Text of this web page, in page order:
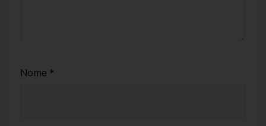
Nome *